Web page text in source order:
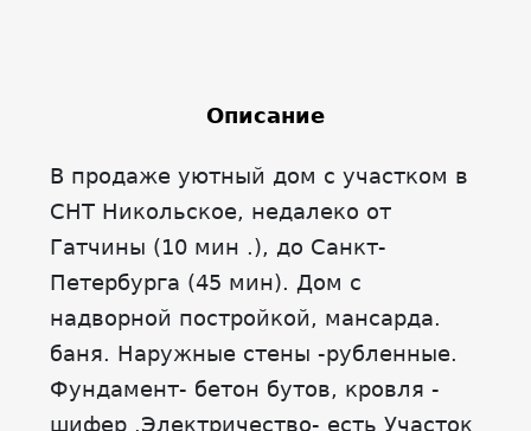
Описание
В продаже уютный дом с участком в
СНТ Никольское, недалеко от
Гатчины (10 мин .), до Санкт-
Петербурга (45 мин). Дом с
надворной постройкой, мансарда.
баня. Наружные стены -рубленные.
Фундамент- бетон бутов, кровля -
шифер .Электричество- есть Участок